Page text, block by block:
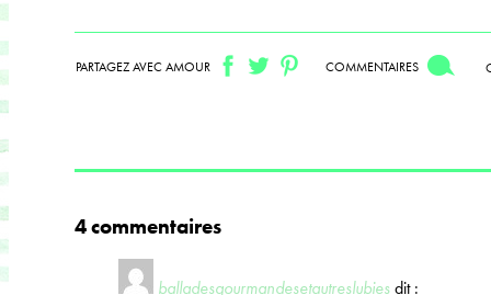
PARTAGEZ AVEC AMOUR COMMENTAIRES
4 commentaires
balladesgourmandesetautreslubiesdit :